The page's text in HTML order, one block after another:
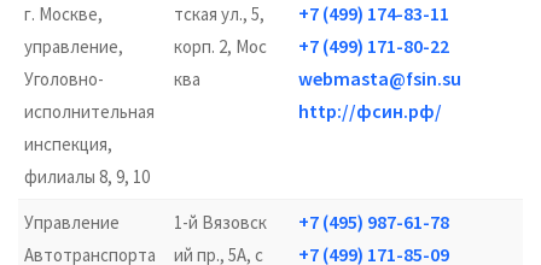
г. Москве,
управление,
Уголовно-
исполнительная
инспекция,
филиалы 8, 9, 10
тская ул., 5,
корп. 2, Мос
ква
+7 (499) 174-83-11
+7 (499) 171-80-22
webmasta@fsin.su
http://фсин.рф/
Управление
Автотранспорта
1-й Вязовск
ий пр., 5А, с
+7 (495) 987-61-78
+7 (499) 171-85-09